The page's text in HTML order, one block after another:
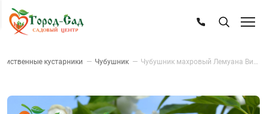
Лиственные кустарники — Чубушник —